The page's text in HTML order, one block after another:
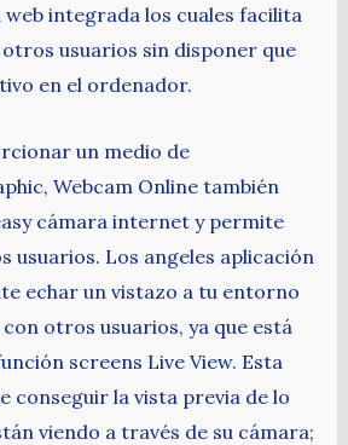
web integrada los cuales facilita
usuarios sin disponer que
en el ordenador.
un medio de
Webcam Online también
cámara internet y permite
usuarios. Los angeles aplicación
echar un vistazo a tu entorno
otros usuarios, ya que está
screens Live View. Esta
conseguir la vista previa de lo
viendo a través de su cámara;